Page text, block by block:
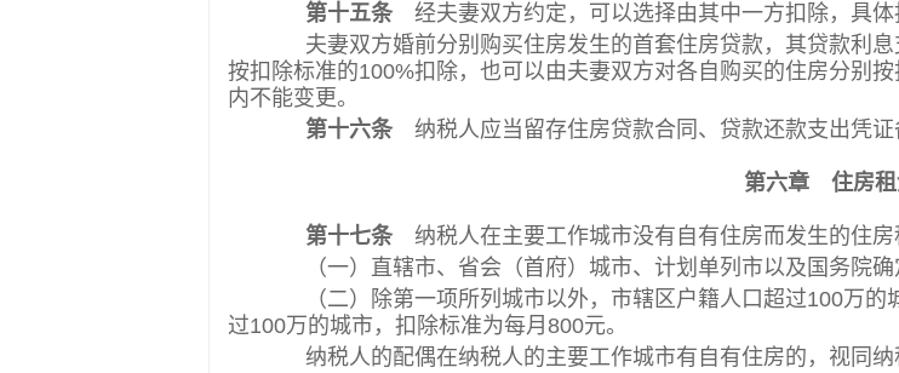
第十五条 经夫妻双方约定，可以选择由其中一方扣除，具体
夫妻双方婚前分别购买住房发生的首套住房贷款，其贷款利息
按扣除标准的100%扣除，也可以由夫妻双方对各自购买的住房分别
内不能变更。
第十六条 纳税人应当留存住房贷款合同、贷款还款支出凭证
第六章 住房租
第十七条 纳税人在主要工作城市没有自有住房而发生的住房
（一）直辖市、省会（首府）城市、计划单列市以及国务院确
（二）除第一项所列城市以外，市辖区户籍人口超过100万的
过100万的城市，扣除标准为每月800元。
纳税人的配偶在纳税人的主要工作城市有自有住房的，视同纳